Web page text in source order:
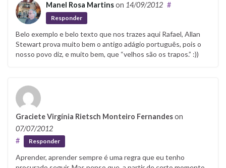
Manel Rosa Martinson 14/09/2012 #
Responder
Belo exemplo e belo texto que nos trazes aqui Rafael, Allan
Stewart prova muito bem o antigo adágio português, pois o
nosso povo diz, e muito bem, que “velhos são os trapos.” :))
Graciete Virgínia Rietsch Monteiro Fernandeson
07/07/2012
#
Responder
Aprender, aprender sempre é uma regra que eu tenho